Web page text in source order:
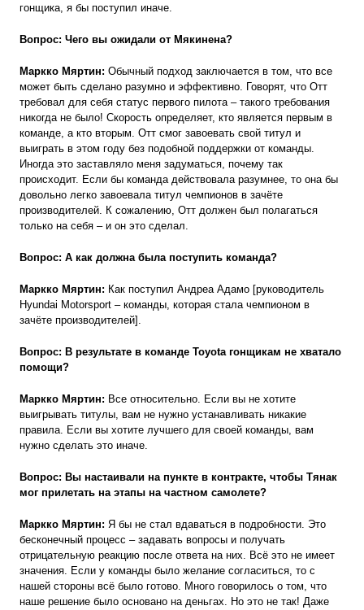
гонщика, я бы поступил иначе.
Вопрос: Чего вы ожидали от Мякинена?
Маркко Мяртин: Обычный подход заключается в том, что все
может быть сделано разумно и эффективно. Говорят, что Отт
требовал для себя статус первого пилота – такого требования
никогда не было! Скорость определяет, кто является первым в
команде, а кто вторым. Отт смог завоевать свой титул и
выиграть в этом году без подобной поддержки от команды.
Иногда это заставляло меня задуматься, почему так
происходит. Если бы команда действовала разумнее, то она бы
довольно легко завоевала титул чемпионов в зачёте
производителей. К сожалению, Отт должен был полагаться
только на себя – и он это сделал.
Вопрос: А как должна была поступить команда?
Маркко Мяртин: Как поступил Андреа Адамо [руководитель
Hyundai Motorsport – команды, которая стала чемпионом в
зачёте производителей].
Вопрос: В результате в команде Toyota гонщикам не хватало
помощи?
Маркко Мяртин: Все относительно. Если вы не хотите
выигрывать титулы, вам не нужно устанавливать никакие
правила. Если вы хотите лучшего для своей команды, вам
нужно сделать это иначе.
Вопрос: Вы настаивали на пункте в контракте, чтобы Тянак
мог прилетать на этапы на частном самолете?
Маркко Мяртин: Я бы не стал вдаваться в подробности. Это
бесконечный процесс – задавать вопросы и получать
отрицательную реакцию после ответа на них. Всё это не имеет
значения. Если у команды было желание согласиться, то с
нашей стороны всё было готово. Много говорилось о том, что
наше решение было основано на деньгах. Но это не так! Даже